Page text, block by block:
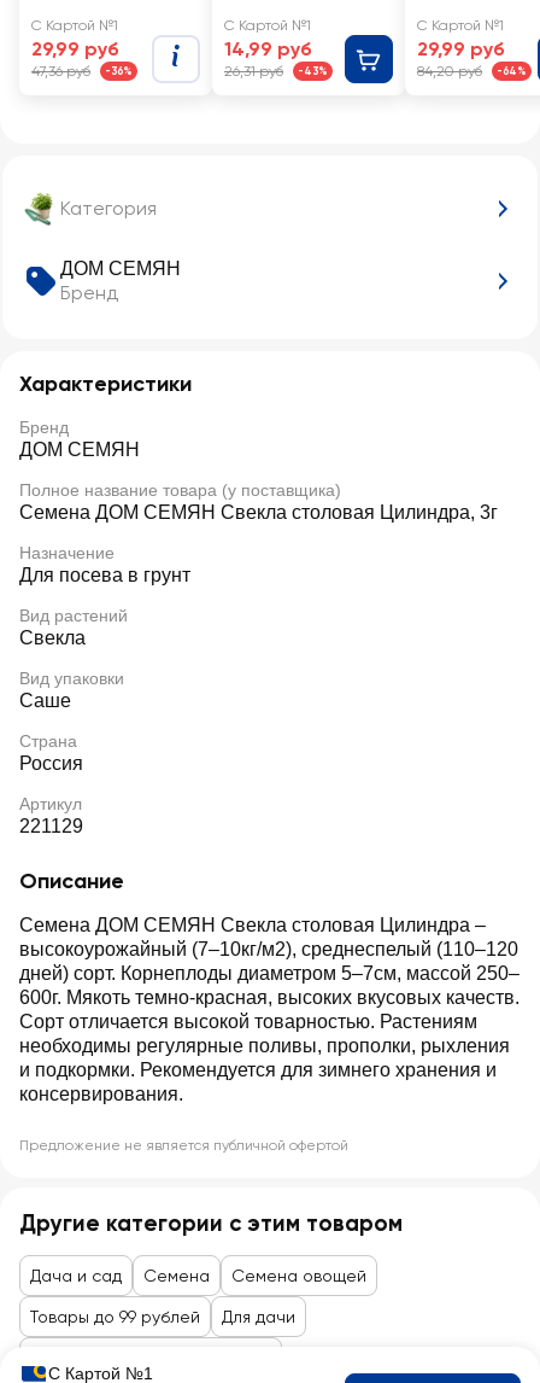
Категория
ДОМ СЕМЯН
Бренд
Характеристики
Бренд
ДОМ СЕМЯН
Полное название товара (у поставщика)
Семена ДОМ СЕМЯН Свекла столовая Цилиндра, 3г
Назначение
Для посева в грунт
Вид растений
Свекла
Вид упаковки
Саше
Страна
Россия
Артикул
221129
Описание
Семена ДОМ СЕМЯН Свекла столовая Цилиндра –
высокоурожайный (7–10кг/м2), среднеспелый (110–120
дней) сорт. Корнеплоды диаметром 5–7см, массой 250–
600г. Мякоть темно-красная, высоких вкусовых качеств.
Сорт отличается высокой товарностью. Растениям
необходимы регулярные поливы, прополки, рыхления
и подкормки. Рекомендуется для зимнего хранения и
консервирования.
Предложение не является публичной офертой
С Картой №1
29,99 руб
47,36 руб -36%
С Картой №1
14,99 руб
26,31 руб -43%
С Картой №1
29,99 руб
84,20 руб -64%
Другие категории с этим товаром
Дача и сад Семена Семена овощей
Товары до 99 рублей Для дачи
С Картой №1